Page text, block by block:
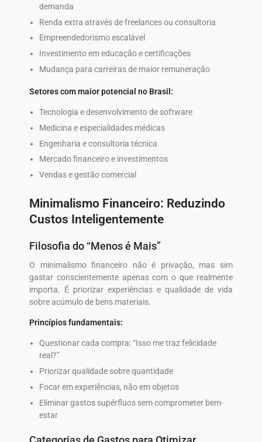
demanda
Renda extra através de freelances ou consultoria
Empreendedorismo escalável
Investimento em educação e certificações
Mudança para carreiras de maior remuneração
Setores com maior potencial no Brasil:
Tecnologia e desenvolvimento de software
Medicina e especialidades médicas
Engenharia e consultoria técnica
Mercado financeiro e investimentos
Vendas e gestão comercial
Minimalismo Financeiro: Reduzindo
Custos Inteligentemente
Filosofia do “Menos é Mais”
O minimalismo financeiro não é privação, mas sim
gastar conscientemente apenas com o que realmente
importa. É priorizar experiências e qualidade de vida
sobre acúmulo de bens materiais.
Princípios fundamentais:
Questionar cada compra: “Isso me traz felicidade
real?”
Priorizar qualidade sobre quantidade
Focar em experiências, não em objetos
Eliminar gastos supérfluos sem comprometer bem-
estar